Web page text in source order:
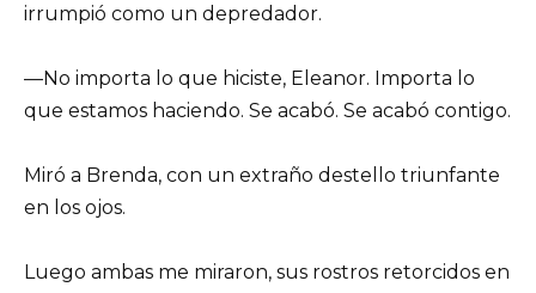
irrumpió como un depredador.
—No importa lo que hiciste, Eleanor. Importa lo
que estamos haciendo. Se acabó. Se acabó contigo.
Miró a Brenda, con un extraño destello triunfante
en los ojos.
Luego ambas me miraron, sus rostros retorcidos en